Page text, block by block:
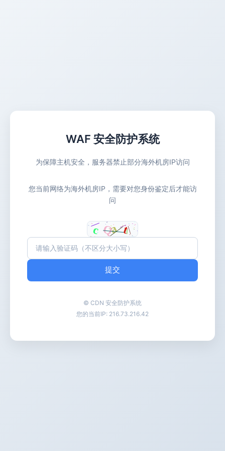
WAF 安全防护系统
为保障主机安全，服务器禁止部分海外机房IP访问
您当前网络为海外机房IP，需要对您身份鉴定后才能访
问
提交
© CDN 安全防护系统
您的当前IP: 216.73.216.42